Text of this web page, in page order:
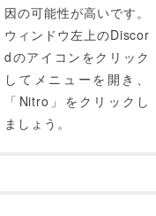
因の可能性が高いです。
ウィンドウ左上のDiscor
dのアイコンをクリック
してメニューを開き、
「Nitro」をクリックし
ましょう。